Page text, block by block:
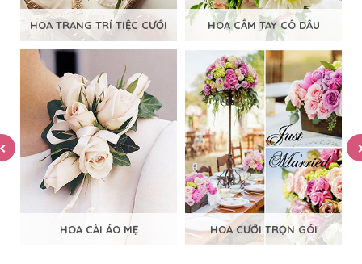
HOA TRANG TRÍ TIỆC CƯỚI HOA CẦM TAY CÔ DÂU
HOA CÀI ÁO MẸ HOA CƯỚI TRỌN GÓI